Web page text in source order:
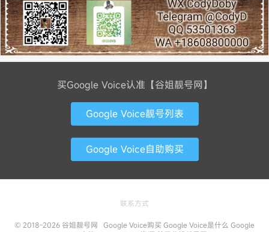
买Google Voice认准【谷姐靓号网】
Google Voice靓号列表
Google Voice自助购买
联系方式
© 2018-2026 谷姐靓号网 Google Voice购买 Google Voice是什么 Google